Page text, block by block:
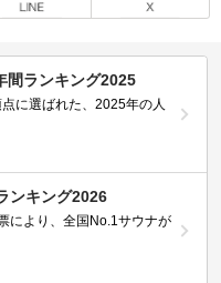
間ランキング2025
に選ばれた、2025年の人
ンキング2026
により、全国No.1サウナが